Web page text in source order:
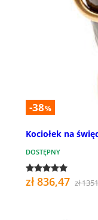
-38%
Kociołek na
DOSTĘPNY
zł 836,47 zł